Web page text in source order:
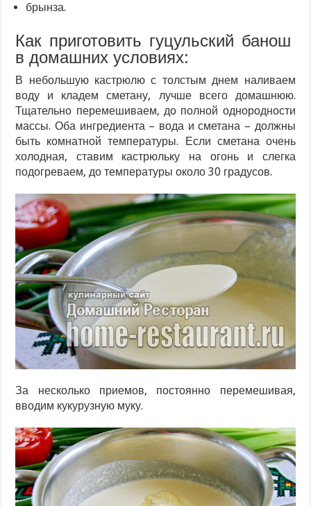
брынза.
Как приготовить гуцульский банош
в домашних условиях:
В небольшую кастрюлю с толстым днем наливаем
воду и кладем сметану, лучше всего домашнюю.
Тщательно перемешиваем, до полной однородности
массы. Оба ингредиента – вода и сметана – должны
быть комнатной температуры. Если сметана очень
холодная, ставим кастрюльку на огонь и слегка
подогреваем, до температуры около 30 градусов.
За несколько приемов, постоянно перемешивая,
вводим кукурузную муку.